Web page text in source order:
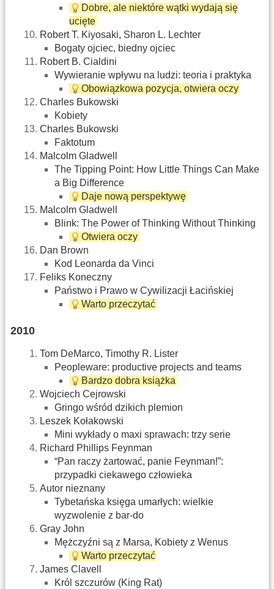
Dobre, ale niektóre wątki wydają się
ucięte
Robert T. Kiyosaki, Sharon L. Lechter
Bogaty ojciec, biedny ojciec
Robert B. Cialdini
Wywieranie wpływu na ludzi: teoria i praktyka‎
Obowiązkowa pozycja, otwiera oczy
Charles Bukowski
Kobiety‎
Charles Bukowski
Faktotum‎
Malcolm Gladwell
The Tipping Point: How Little Things Can Make
a Big Difference
Daje nową perspektywę
Malcolm Gladwell
Blink: The Power of Thinking Without Thinking
Otwiera oczy
Dan Brown
Kod Leonarda da Vinci
Feliks Koneczny
Państwo i Prawo w Cywilizacji Łacińskiej
Warto przeczytać
2010
Tom DeMarco, Timothy R. Lister
Peopleware: productive projects and teams‎
Bardzo dobra książka
Wojciech Cejrowski
Gringo wśród dzikich plemion‎
Leszek Kołakowski
Mini wykłady o maxi sprawach: trzy serie‎
Richard Phillips Feynman
“Pan raczy żartować, panie Feynman!”:
przypadki ciekawego człowieka‎
Autor nieznany
Tybetańska księga umarłych: wielkie
wyzwolenie z bar-do
Gray John
Mężczyźni są z Marsa, Kobiety z Wenus
Warto przeczytać
James Clavell
Król szczurów (King Rat)